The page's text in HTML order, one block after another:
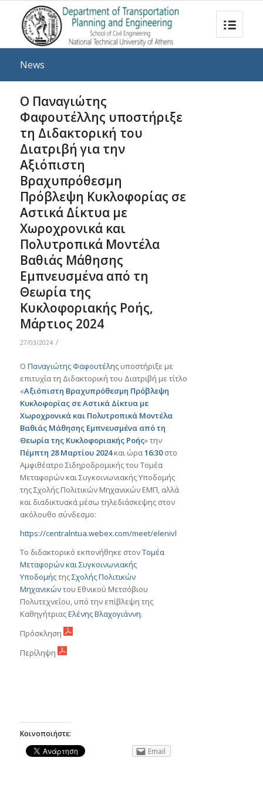
News
Ο Παναγιώτης
Φαφουτέλλης υποστήριξε
τη Διδακτορική του
Διατριβή για την
Αξιόπιστη
Βραχυπρόθεσμη
Πρόβλεψη Κυκλοφορίας σε
Αστικά Δίκτυα με
Χωροχρονικά και
Πολυτροπικά Μοντέλα
Βαθιάς Μάθησης
Εμπνευσμένα από τη
Θεωρία της
Κυκλοφοριακής Ροής,
Μάρτιος 2024
27/03/2024 /
Ο Παναγιώτης Φαφουτέληςυποστήριξε με
επιτυχία τη Διδακτορική του Διατριβή με τίτλο
«Αξιόπιστη Βραχυπρόθεσμη Πρόβλεψη
Κυκλοφορίας σε Αστικά Δίκτυα με
Χωροχρονικά και Πολυτροπικά Μοντέλα
Βαθιάς Μάθησης Εμπνευσμένα από τη
Θεωρία της Κυκλοφοριακής Ροής» την
Πέμπτη 28 Μαρτίου 2024και ώρα16:30στο
Αμφιθέατρο Σιδηροδρομικής του Τομέα
Μεταφορών και Συγκοινωνιακής Υποδομής
της Σχολής Πολιτικών Μηχανικών ΕΜΠ, αλλά
και διαδικτυακά μέσω τηλεδιάσκεψης στον
ακόλουθο σύνδεσμο:
https://centralntua.webex.com/meet/elenivl
Το διδακτορικό εκπονήθηκε στονΤομέα
Μεταφορών και Συγκοινωνιακής
ΥποδομήςτηςΣχολής Πολιτικών
Μηχανικώντου Εθνικού Μετσόβιου
Πολυτεχνείου, υπό την επίβλεψη της
ΚαθηγήτριαςΕλένης Βλαχογιάννη.
Πρόσκληση
Περίληψη
Κοινοποιήστε:
Email